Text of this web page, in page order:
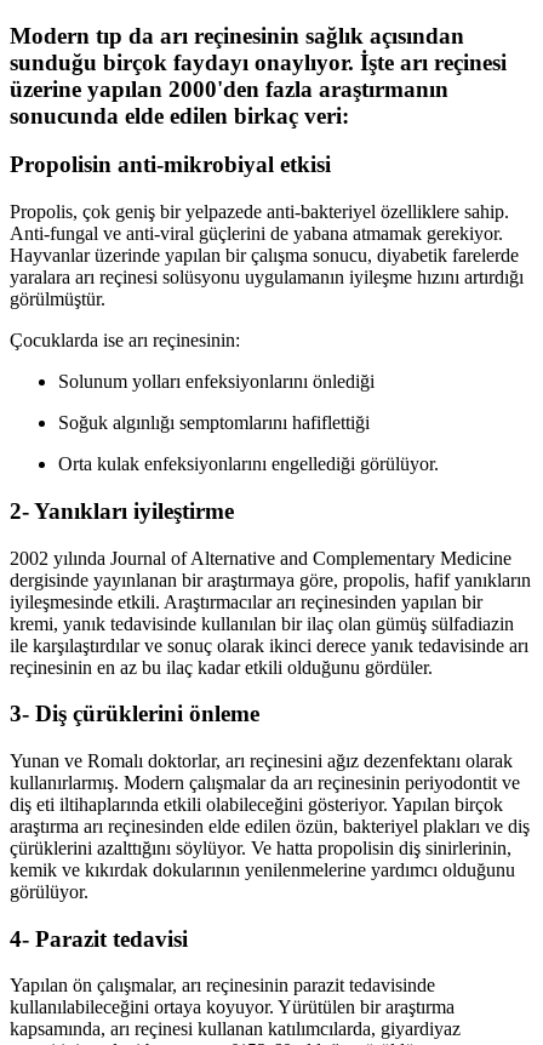
Modern tıp da arı reçinesinin sağlık açısından
sunduğu birçok faydayı onaylıyor. İşte arı reçinesi
üzerine yapılan 2000'den fazla araştırmanın
sonucunda elde edilen birkaç veri:
Propolisin anti-mikrobiyal etkisi
Propolis, çok geniş bir yelpazede anti-bakteriyel özelliklere sahip.
Anti-fungal ve anti-viral güçlerini de yabana atmamak gerekiyor.
Hayvanlar üzerinde yapılan bir çalışma sonucu, diyabetik farelerde
yaralara arı reçinesi solüsyonu uygulamanın iyileşme hızını artırdığı
görülmüştür.
Çocuklarda ise arı reçinesinin:
Solunum yolları enfeksiyonlarını önlediği
Soğuk algınlığı semptomlarını hafiflettiği
Orta kulak enfeksiyonlarını engellediği görülüyor.
2- Yanıkları iyileştirme
2002 yılında Journal of Alternative and Complementary Medicine
dergisinde yayınlanan bir araştırmaya göre, propolis, hafif yanıkların
iyileşmesinde etkili. Araştırmacılar arı reçinesinden yapılan bir
kremi, yanık tedavisinde kullanılan bir ilaç olan gümüş sülfadiazin
ile karşılaştırdılar ve sonuç olarak ikinci derece yanık tedavisinde arı
reçinesinin en az bu ilaç kadar etkili olduğunu gördüler.
3- Diş çürüklerini önleme
Yunan ve Romalı doktorlar, arı reçinesini ağız dezenfektanı olarak
kullanırlarmış. Modern çalışmalar da arı reçinesinin periyodontit ve
diş eti iltihaplarında etkili olabileceğini gösteriyor. Yapılan birçok
araştırma arı reçinesinden elde edilen özün, bakteriyel plakları ve diş
çürüklerini azalttığını söylüyor. Ve hatta propolisin diş sinirlerinin,
kemik ve kıkırdak dokularının yenilenmelerine yardımcı olduğunu
görülüyor.
4- Parazit tedavisi
Yapılan ön çalışmalar, arı reçinesinin parazit tedavisinde
kullanılabileceğini ortaya koyuyor. Yürütülen bir araştırma
kapsamında, arı reçinesi kullanan katılımcılarda, giyardiyaz